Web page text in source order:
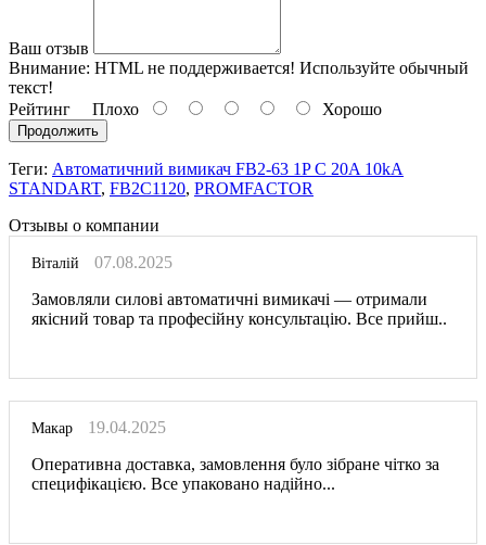
Ваш отзыв
Внимание: HTML не поддерживается! Используйте обычный
текст!
Рейтинг Плохо Хорошо
Продолжить
Теги: Автоматичний вимикач FB2-63 1P C 20A 10kA
STANDART, FB2C1120, PROMFACTOR
Отзывы о компании
Віталій
07.08.2025
Замовляли силові автоматичні вимикачі — отримали
якісний товар та професійну консультацію. Все прийш..
Макар
19.04.2025
Оперативна доставка, замовлення було зібране чітко за
специфікацією. Все упаковано надійно...